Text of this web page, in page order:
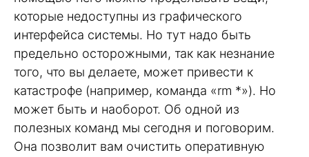
которые недоступны из графического
интерфейса системы. Но тут надо быть
предельно осторожными, так как незнание
того, что вы делаете, может привести к
катастрофе (например, команда «rm *»). Но
может быть и наоборот. Об одной из
полезных команд мы сегодня и поговорим.
Она позволит вам очистить оперативную